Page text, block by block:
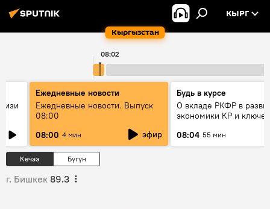
Кыргызстан
КЫРГ
08:02
изи
Ежедневные новости
Ежедневные новости. Выпуск
08:00
08:00 4 мин эфир
Будь в курсе
О вкладе РКФР в
экономики КР и
08:04 55 мин
Кечээ Бүгүн
г. Бишкек 89.3